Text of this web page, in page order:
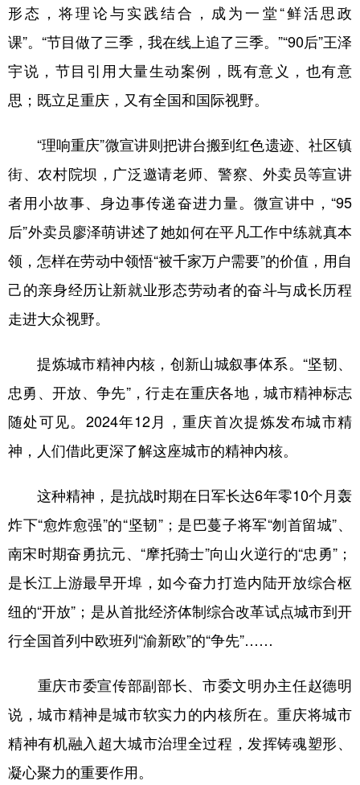
形态，将理论与实践结合，成为一堂“鲜活思政
课”。“节目做了三季，我在线上追了三季。”“90后”王泽
宇说，节目引用大量生动案例，既有意义，也有意
思；既立足重庆，又有全国和国际视野。
“理响重庆”微宣讲则把讲台搬到红色遗迹、社区镇
街、农村院坝，广泛邀请老师、警察、外卖员等宣讲
者用小故事、身边事传递奋进力量。微宣讲中，“95
后”外卖员廖泽萌讲述了她如何在平凡工作中练就真本
领，怎样在劳动中领悟“被千家万户需要”的价值，用自
己的亲身经历让新就业形态劳动者的奋斗与成长历程
走进大众视野。
提炼城市精神内核，创新山城叙事体系。“坚韧、
忠勇、开放、争先”，行走在重庆各地，城市精神标志
随处可见。2024年12月，重庆首次提炼发布城市精
神，人们借此更深了解这座城市的精神内核。
这种精神，是抗战时期在日军长达6年零10个月轰
炸下“愈炸愈强”的“坚韧”；是巴蔓子将军“刎首留城”、
南宋时期奋勇抗元、“摩托骑士”向山火逆行的“忠勇”；
是长江上游最早开埠，如今奋力打造内陆开放综合枢
纽的“开放”；是从首批经济体制综合改革试点城市到开
行全国首列中欧班列“渝新欧”的“争先”……
重庆市委宣传部副部长、市委文明办主任赵德明
说，城市精神是城市软实力的内核所在。重庆将城市
精神有机融入超大城市治理全过程，发挥铸魂塑形、
凝心聚力的重要作用。